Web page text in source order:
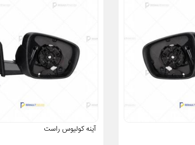
آینه کولیوس راست